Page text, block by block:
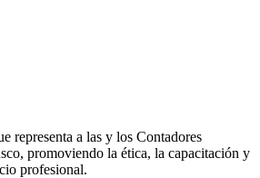
representa a las y los Contadores
promoviendo la ética, la capacitación y
profesional.